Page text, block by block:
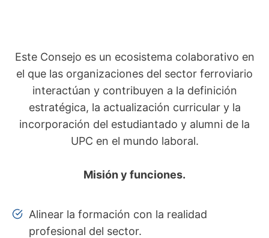
Este Consejo es un ecosistema colaborativo en
el que las organizaciones del sector ferroviario
interactúan y contribuyen a la definición
estratégica, la actualización curricular y la
incorporación del estudiantado y alumni de la
UPC en el mundo laboral.
Misión y funciones.
Alinear la formación con la realidad
profesional del sector.